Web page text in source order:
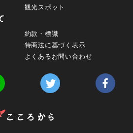
観光スポット
約款・標識
特商法に基づく表示
よくあるお問い合わせ